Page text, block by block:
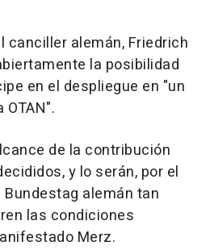
canciller alemán, Friedrich
la posibilidad
en el despliegue en "un
de la contribución
y lo serán, por el
alemán tan
las condiciones
Merz.